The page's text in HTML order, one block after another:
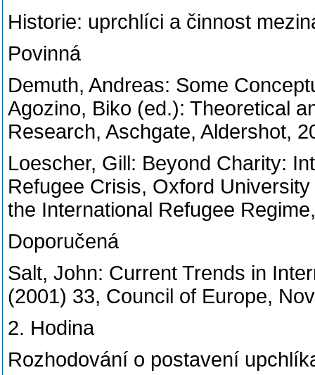
Historie: uprchlíci a činnost
Povinná
Demuth, Andreas: Some
Agozino, Biko (ed.): Theoretical
Research, Aschgate, Aldershot,
Loescher, Gill: Beyond Charity:
Refugee Crisis, Oxford
the International Refugee
Doporučená
Salt, John: Current Trends in
(2001) 33, Council of Europe,
2. Hodina
Rozhodování o postavení